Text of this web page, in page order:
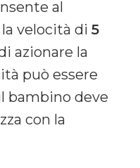
al
velocità di 5
azionare la
può essere
bambino deve
con la